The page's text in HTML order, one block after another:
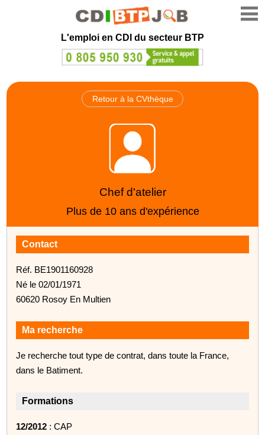
L'emploi en CDI du secteur BTP
Retour à la CVthèque
Chef d'atelier
Plus de 10 ans d'expérience
Contact
Réf. BE1901160928
Né le 02/01/1971
60620 Rosoy En Multien
Ma recherche
Je recherche tout type de contrat, dans toute la France,
dans le Batiment.
Formations
12/2012 : CAP